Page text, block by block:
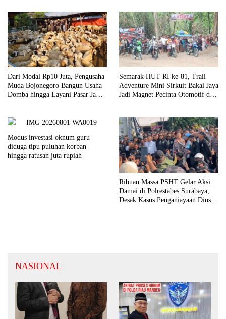
Dari Modal Rp10 Juta, Pengusaha
Muda Bojonegoro Bangun Usaha
Domba hingga Layani Pasar Jawa
Semarak HUT RI ke-81, Trail
Adventure Mini Sirkuit Bakal Jaya
Jadi Magnet Pecinta Otomotif di
Modus investasi oknum guru
diduga tipu puluhan korban
hingga ratusan juta rupiah
Ribuan Massa PSHT Gelar Aksi
Damai di Polrestabes Surabaya,
Desak Kasus Penganiayaan Diusut
NASIONAL